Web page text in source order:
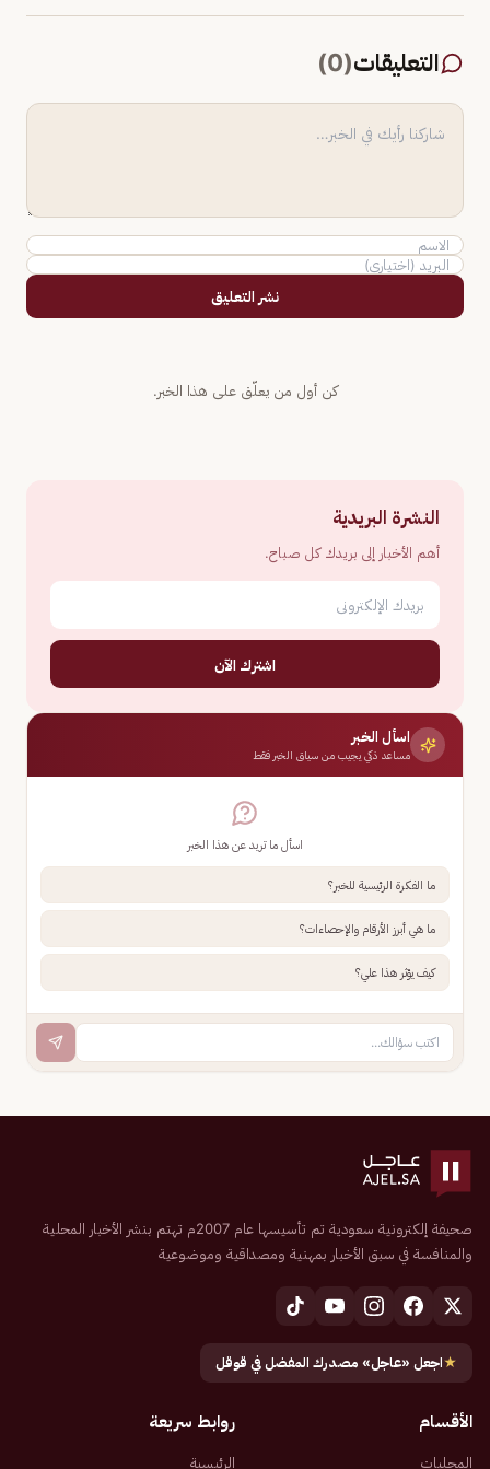
التعليقات(
0
)
نشر التعليق
كن أول من يعلّق على هذا الخبر.
النشرة البريدية
أهم الأخبار إلى بريدك كل صباح.
اشترك الآن
اسأل الخبر
مساعد ذكي يجيب من سياق الخبر فقط
اسأل ما تريد عن هذا الخبر
ما الفكرة الرئيسية للخبر؟
ما هي أبرز الأرقام والإحصاءات؟
كيف يؤثر هذا علي؟
صحيفة إلكترونية سعودية تم تأسيسها عام 2007م تهتم بنشر الأخبار المحلية
والمنافسة في سبق الأخبار بمهنية ومصداقية وموضوعية
★اجعل «عاجل» مصدرك المفضل في قوقل
الأقسام
المحليات
روابط سريعة
الرئيسية